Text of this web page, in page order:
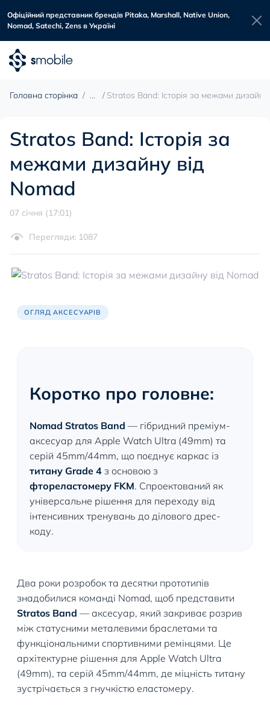
Офіційний представник брендів Pitaka, Marshall, Native Union,
Nomad, Satechi, Zens в Україні
Головна сторінка Stratos Band: Історія за межами дизайну
Stratos Band: Історія за
межами дизайну від
Nomad
07 cічня (17:01)
Перегляди: 1087
ОГЛЯД АКСЕСУАРІВ
Коротко про головне:
Nomad Stratos Band — гібридний преміум-
аксесуар для Apple Watch Ultra (49mm) та
серій 45mm/44mm, що поєднує каркас із
титану Grade 4 з основою з
фтореластомеру FKM. Спроектований як
універсальне рішення для переходу від
інтенсивних тренувань до ділового дрес-
коду.
Два роки розробок та десятки прототипів
знадобилися команді Nomad, щоб представити
Stratos Band — аксесуар, який закриває розрив
між статусними металевими браслетами та
функціональними спортивними ремінцями. Це
архітектурне рішення для Apple Watch Ultra
(49mm), та серій 45mm/44mm, де міцність титану
зустрічається з гнучкістю еластомеру.